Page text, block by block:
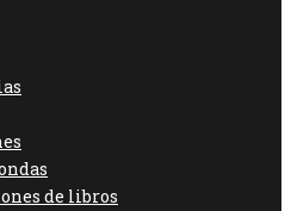
de libros